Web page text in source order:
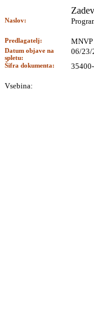
Naslov:
Predlagatelj: MNVP
Datum objave na
spletu:
06/23/
Šifra dokumenta:
Vsebina: